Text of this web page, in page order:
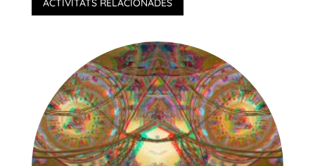
ACTIVITATS RELACIONADES